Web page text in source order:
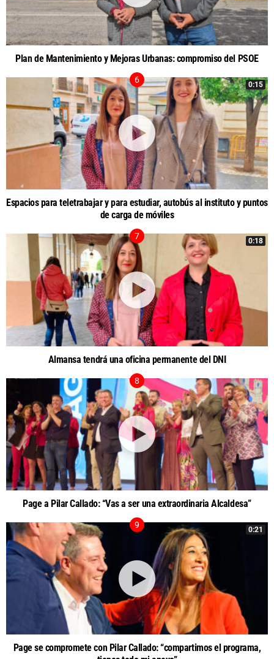
Plan de Mantenimiento y Mejoras Urbanas: compromiso del PSOE
0:15
Espacios para teletrabajar y para estudiar, autobús al instituto y puntos
de carga de móviles
0:18
Almansa tendrá una oficina permanente del DNI
Page a Pilar Callado: “Vas a ser una extraordinaria Alcaldesa”
0:21
Page se compromete con Pilar Callado: “compartimos el programa,